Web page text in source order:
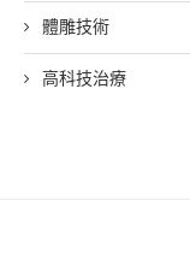
體雕技術
高科技治療